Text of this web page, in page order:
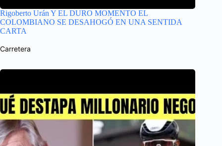
Rigoberto Urán Y EL DURO MOMENTO EL
COLOMBIANO SE DESAHOGÓ EN UNA SENTIDA
CARTA
Carretera